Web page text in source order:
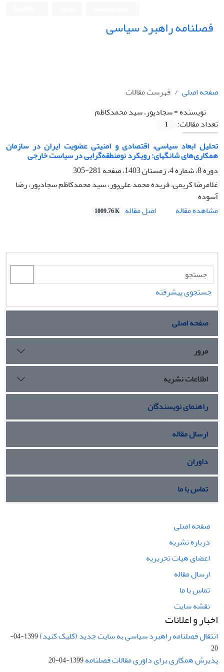
فصلنامه راهبرد سیاسی
صفحه اصلی
فهرست مقالات
نویسنده =سجادپور، سید محمدکاظم
تعداد مقالات:
1
تحلیل ابعاد سیاسی، اقتصادی و امنیتی عضویت ایران در سازمان
همکاری‌های شانگهای: رویکرد نومنطقه‌گرایی در سیاست خارجی
دوره 8، شماره 4، زمستان 1403، صفحه
281-305
غلامرضا کریمی، فریده محمد علی‌پور، سید محمدکاظم سجادپور، رضا
آسوده
مشاهده مقاله
اصل مقاله 1009.76 K
جستجوی پیشرفته
صفحه اصلی
مرور
اطلاعات نشریه
راهنمای نویسندگان
ارسال مقاله
داوران
تماس با ما
صفحه اصلی
درباره نشریه
اعضای هیات تحریریه
ارسال مقاله
تماس با ما
نقشه سایت
اخبار و اعلانات
انتقال فصلنامه راهبرد سیاسی به سایت جدید (کلیک کنید)
1399-04-
20
پذیرش همکاری برای داوری مقالات فصلنامه1399-04-20